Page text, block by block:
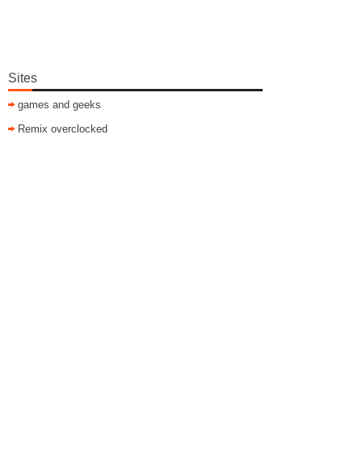
Sites
games and geeks
Remix overclocked